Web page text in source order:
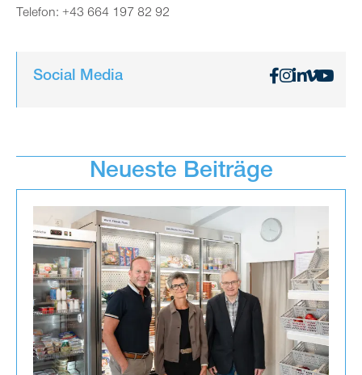
Telefon: +43 664 197 82 92
Social Media
Neueste Beiträge